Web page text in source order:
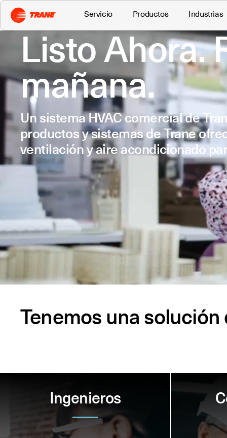
Servicio Productos Industrias
Listo Ahora.
mañana.
Un sistema HVAC comercial de
productos y sistemas de Trane
ventilación y aire acondicionado
Tenemos una solución
Ingenieros